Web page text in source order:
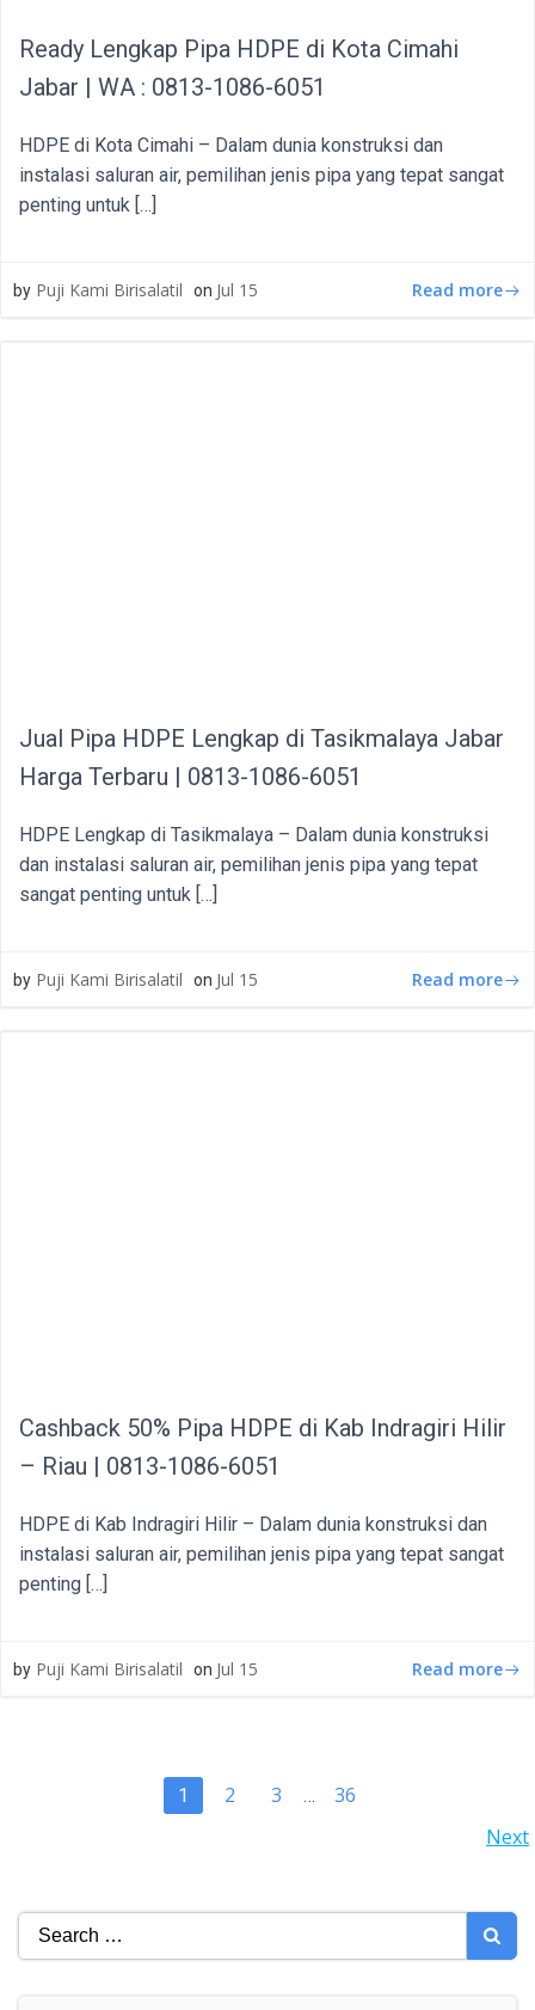
Ready Lengkap Pipa HDPE di Kota Cimahi
Jabar | WA : 0813-1086-6051
HDPE di Kota Cimahi – Dalam dunia konstruksi dan
instalasi saluran air, pemilihan jenis pipa yang tepat sangat
penting untuk […]
by Puji Kami Birisalatil on Jul 15 Read more
Jual Pipa HDPE Lengkap di Tasikmalaya Jabar
Harga Terbaru | 0813-1086-6051
HDPE Lengkap di Tasikmalaya – Dalam dunia konstruksi
dan instalasi saluran air, pemilihan jenis pipa yang tepat
sangat penting untuk […]
by Puji Kami Birisalatil on Jul 15 Read more
Cashback 50% Pipa HDPE di Kab Indragiri Hilir
– Riau | 0813-1086-6051
HDPE di Kab Indragiri Hilir – Dalam dunia konstruksi dan
instalasi saluran air, pemilihan jenis pipa yang tepat sangat
penting […]
by Puji Kami Birisalatil on Jul 15 Read more
Page
1 Page
2 Page
3 … Page
36
NAVIGATION
Next
Search